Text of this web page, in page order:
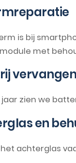
is bij
met
vervangen
jaar zien we
en
het achterglas